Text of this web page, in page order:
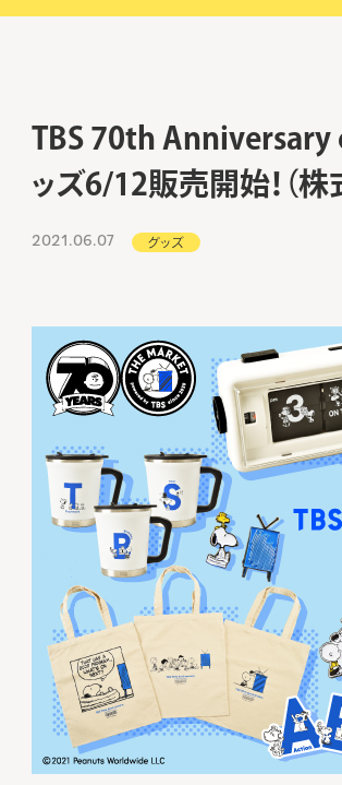
TBS 70th Anniversary
ッズ6/12販売開始！（
2021.06.07 グッズ